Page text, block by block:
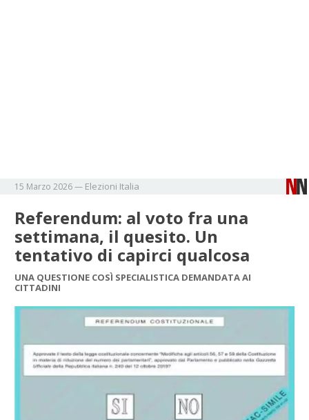
15 Marzo 2026— Elezioni Italia
Referendum: al voto fra una
settimana, il quesito. Un
tentativo di capirci qualcosa
UNA QUESTIONE COSÌ SPECIALISTICA DEMANDATA AI
CITTADINI